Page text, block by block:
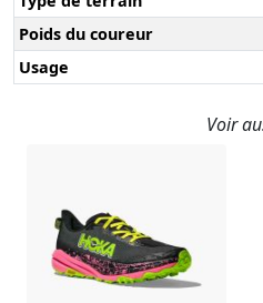
Poids du coureur
Usage
Voir